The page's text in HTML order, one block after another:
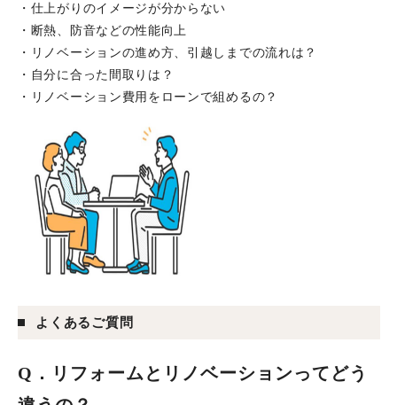
・仕上がりのイメージが分からない
・断熱、防音などの性能向上
・リノベーションの進め方、引越しまでの流れは？
・自分に合った間取りは？
・リノベーション費用をローンで組めるの？
よくあるご質問
Q ．リフォームとリノベーションってどう